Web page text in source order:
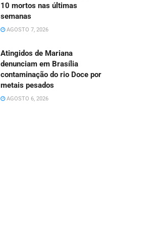
10 mortos nas últimas
semanas
AGOSTO 7, 2026
Atingidos de Mariana
denunciam em Brasília
contaminação do rio Doce por
metais pesados
AGOSTO 6, 2026